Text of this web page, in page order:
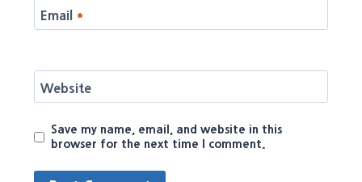
Email *
Website
Save my name, email, and website in this
browser for the next time I comment.